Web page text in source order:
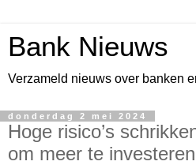
Bank Nieuws
Verzameld nieuws over banken
donderdag 2 mei 2024
Hoge risico’s
om meer te